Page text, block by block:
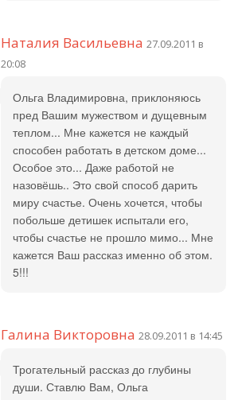
Наталия Васильевна 27.09.2011 в
20:08
Ольга Владимировна, приклоняюсь
пред Вашим мужеством и дущевным
теплом... Мне кажется не каждый
способен работать в детском доме...
Особое это... Даже работой не
назовёшь.. Это свой способ дарить
миру счастье. Очень хочется, чтобы
побольше детишек испытали его,
чтобы счастье не прошло мимо... Мне
кажется Ваш рассказ именно об этом.
5!!!
Галина Викторовна 28.09.2011 в 14:45
Трогательный рассказ до глубины
души. Ставлю Вам, Ольга